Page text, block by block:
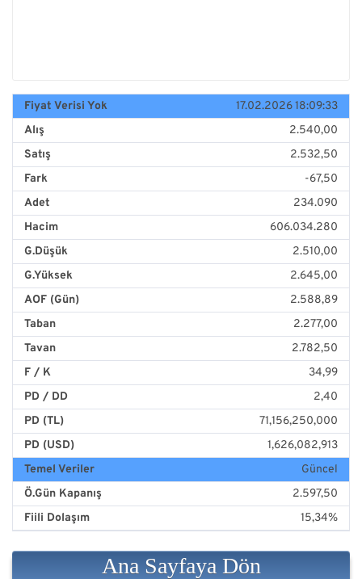
Fiyat Verisi Yok
17.02.2026 18:09:33
Alış
2.540,00
Satış
2.532,50
Fark
-67,50
Adet
234.090
Hacim
606.034.280
G.Düşük
2.510,00
G.Yüksek
2.645,00
AOF (Gün)
2.588,89
Taban
2.277,00
Tavan
2.782,50
F / K
34,99
PD / DD
2,40
PD (TL)
71,156,250,000
PD (USD)
1,626,082,913
Temel Veriler
Güncel
Ö.Gün Kapanış
2.597,50
Fiili Dolaşım
15,34%
Ana Sayfaya Dön